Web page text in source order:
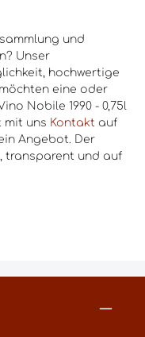
und
Unser
hochwertige
eine oder
Nobile 1990 - 0,75l
mit uns Kontakt auf
Angebot. Der
transparent und auf